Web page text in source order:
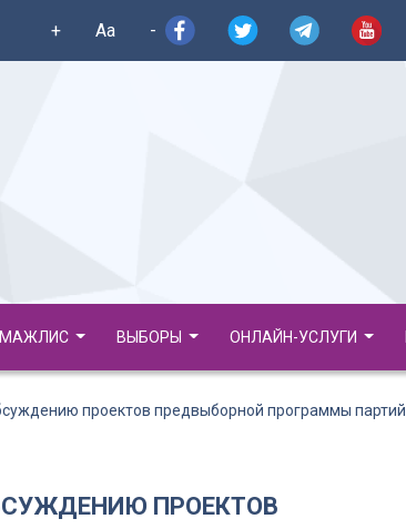
+ Aa -
ВЫБОРЫ ОНЛАЙН-УСЛУГИ
проектов предвыборной программы партий
ПРОЕКТОВ